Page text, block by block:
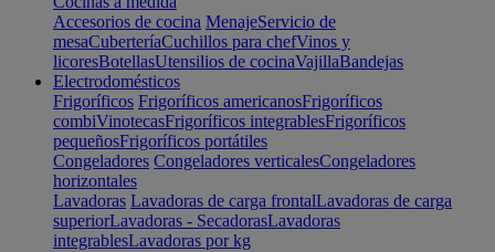
Accesorios de cocina MenajeServicio de
mesaCuberteríaCuchillos para chefVinos y
licoresBotellasUtensilios de cocinaVajillaBandejas
Electrodomésticos
Frigoríficos Frigoríficos americanosFrigoríficos
combiVinotecasFrigoríficos integrablesFrigoríficos
pequeñosFrigoríficos portátiles
Congeladores Congeladores verticalesCongeladores
horizontales
Lavadoras Lavadoras de carga frontalLavadoras de carga
superiorLavadoras - SecadorasLavadoras
integrablesLavadoras por kg